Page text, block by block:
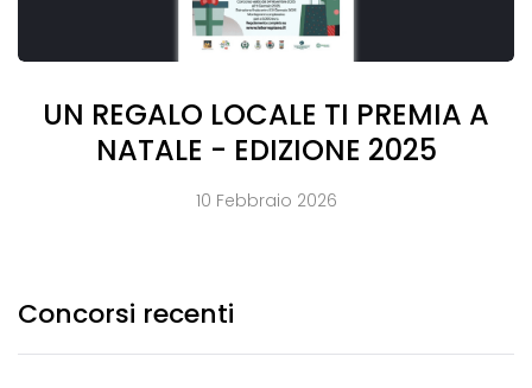
UN REGALO LOCALE TI PREMIA A
NATALE - EDIZIONE 2025
10 Febbraio 2026
Concorsi recenti